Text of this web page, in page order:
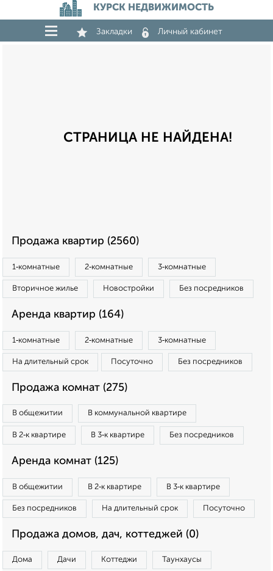
КУРСК НЕДВИЖИМОСТЬ
Закладки Личный кабинет
СТРАНИЦА НЕ НАЙДЕНА!
Продажа квартир (2560)
1‑комнатные 2‑комнатные 3‑комнатные
Вторичное жилье Новостройки Без посредников
Аренда квартир (164)
1‑комнатные 2‑комнатные 3‑комнатные
На длительный срок Посуточно Без посредников
Продажа комнат (275)
В общежитии В коммунальной квартире
В 2‑к квартире В 3‑к квартире Без посредников
Аренда комнат (125)
В общежитии В 2‑к квартире В 3‑к квартире
Без посредников На длительный срок Посуточно
Продажа домов, дач, коттеджей (0)
Дома Дачи Коттеджи Таунхаусы